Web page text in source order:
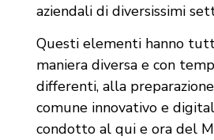
aziendali di diversissimi
Questi elementi hanno
maniera diversa e con
differenti, alla
comune innovativo e
condotto al qui e ora del